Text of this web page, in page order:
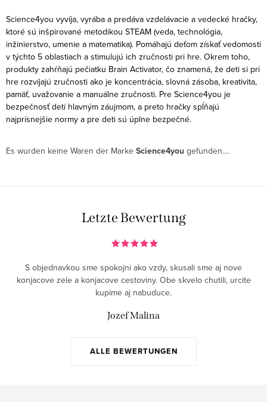
Science4you vyvíja, vyrába a predáva vzdelávacie a vedecké hračky,
ktoré sú inšpirované metodikou STEAM (veda, technológia,
inžinierstvo, umenie a matematika). Pomáhajú deťom získať vedomosti
v týchto 5 oblastiach a stimulujú ich zručnosti pri hre. Okrem toho,
produkty zahŕňajú pečiatku Brain Activator, čo znamená, že deti si pri
hre rozvíjajú zručnosti ako je koncentrácia, slovná zásoba, kreativita,
pamäť, uvažovanie a manuálne zručnosti. Pre Science4you je
bezpečnosť detí hlavným záujmom, a preto hračky spĺňajú
najprísnejšie normy a pre deti sú úplne bezpečné.
Es wurden keine Waren der Marke Science4you gefunden....
Letzte Bewertung
ALLE BEWERTUNGEN
S objednavkou sme spokojni ako vzdy, skusali sme aj nove
konjacove zele a konjacove cestoviny. Obe skvelo chutili, urcite
kupime aj nabuduce.
Jozef Malina